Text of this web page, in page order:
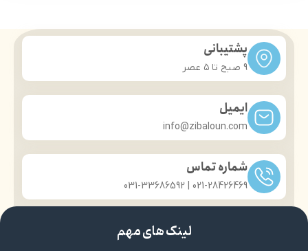
پشتیبانی
9 صبح تا ۵ عصر
ایمیل
info@zibaloun.com
شماره تماس
021-28426469 | 031-33686592
لینک های مهم